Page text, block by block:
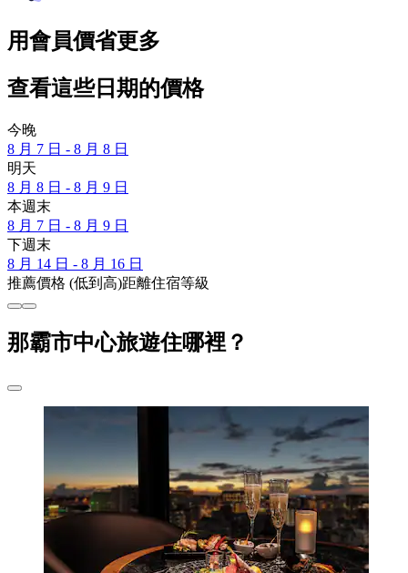
用會員價省更多
查看這些日期的價格
今晚
8 月 7 日 - 8 月 8 日
明天
8 月 8 日 - 8 月 9 日
本週末
8 月 7 日 - 8 月 9 日
下週末
8 月 14 日 - 8 月 16 日
推薦價格 (低到高)距離住宿等級
那霸市中心旅遊住哪裡？